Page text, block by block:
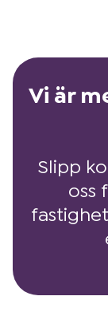
Vi är
Slipp
oss